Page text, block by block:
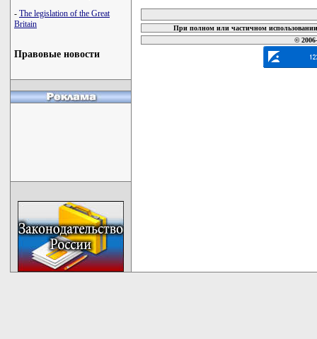
- The legislation of the Great
Britain
Правовые новости
При полном или частичном
©